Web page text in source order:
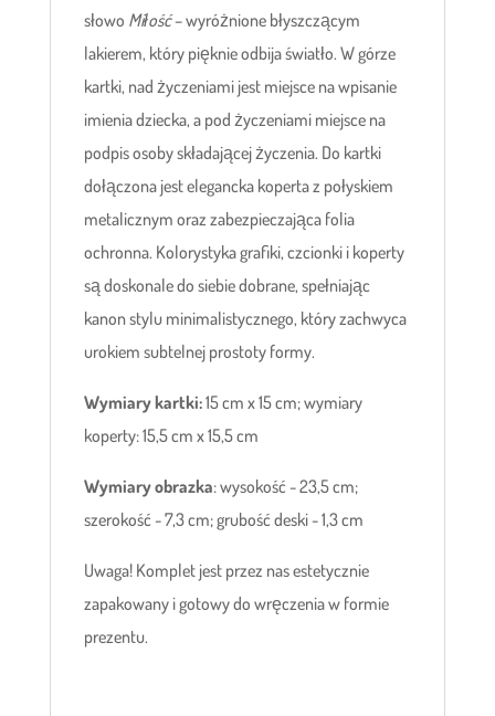
słowo Miłość– wyróżnione błyszczącym
lakierem, który pięknie odbija światło. W górze
kartki, nad życzeniami jest miejsce na wpisanie
imienia dziecka, a pod życzeniami miejsce na
podpis osoby składającej życzenia. Do kartki
dołączona jest elegancka koperta z połyskiem
metalicznym oraz zabezpieczająca folia
ochronna. Kolorystyka grafiki, czcionki i koperty
są doskonale do siebie dobrane, spełniając
kanon stylu minimalistycznego, który zachwyca
urokiem subtelnej prostoty formy.
Wymiary kartki:15 cm x 15 cm; wymiary
koperty: 15,5 cm x 15,5 cm
Wymiary obrazka: wysokość - 23,5 cm;
szerokość - 7,3 cm; grubość deski - 1,3 cm
Uwaga! Komplet jest przez nas estetycznie
zapakowany i gotowy do wręczenia w formie
prezentu.